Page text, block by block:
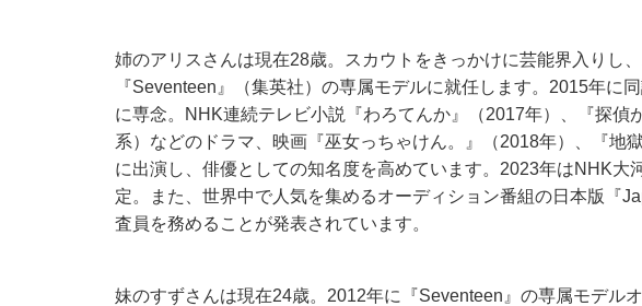
姉のアリスさんは現在28歳。スカウトをきっかけに芸能界入りし
『Seventeen』（集英社）の専属モデルに就任します。2015年に
に専念。NHK連続テレビ小説『わろてんか』（2017年）、『探偵
系）などのドラマ、映画『巫女っちゃけん。』（2018年）、『地
に出演し、俳優としての知名度を高めています。2023年はNHK大
定。また、世界中で人気を集めるオーディション番組の日本版『
査員を務めることが発表されています。
妹のすずさんは現在24歳。2012年に『Seventeen』の専属モデル